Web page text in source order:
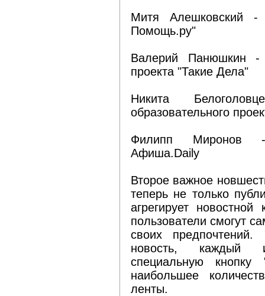
Митя Алешковский -
Помощь.ру"
Валерий Панюшкин -
проекта "Такие Дела"
Никита
образовательного
Филипп Миронов -
Афиша.Daily
Второе важное
теперь не только
агрегирует
пользователи смогут
своих
новость, каждый
специальную
наибольшее
ленты.